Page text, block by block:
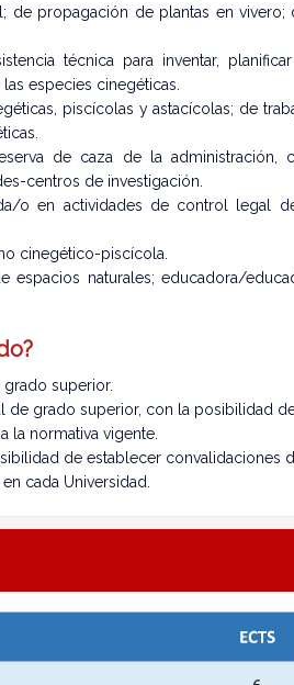
de propagación de plantas en
técnica para inventar,
especies cinegéticas.
piscícolas y astacícolas; de
de caza de la
centros de investigación.
o en actividades de control legal
cinegético-piscícola.
espacios naturales; educadora/
superior.
de grado superior, con la posibilidad
la normativa vigente.
de establecer convalidaciones
cada Universidad.